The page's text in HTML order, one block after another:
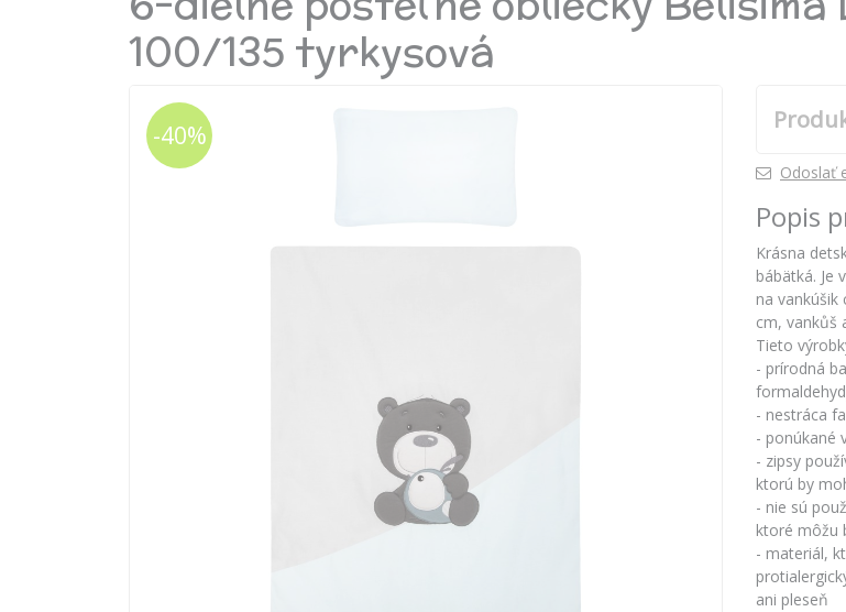
100/135 tyrkysová
-40%
Odoslať
Popis
Krásna
bábätká. Je
na vankúšik
cm, vankůš
Tieto
- prírodná
- nestráca
- ponúkané
- zipsy
ktorú by
- nie sú
ktoré môžu
- materiál,
ani pleseň